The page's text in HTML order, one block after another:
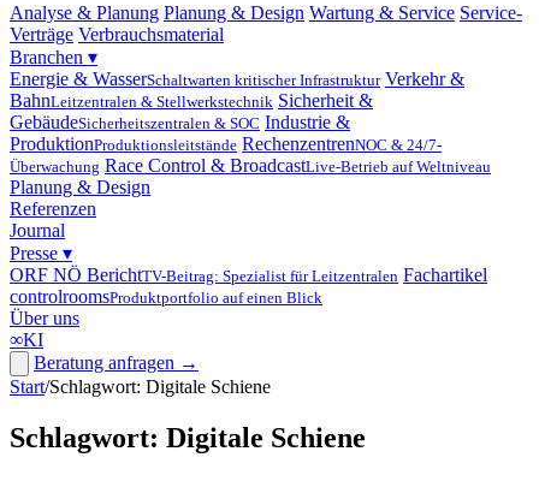
Analyse & Planung Planung & Design Wartung & Service Service-
Verträge Verbrauchsmaterial
Branchen ▾
Energie & WasserSchaltwarten kritischer Infrastruktur Verkehr &
BahnLeitzentralen & Stellwerkstechnik Sicherheit &
GebäudeSicherheitszentralen & SOC Industrie &
ProduktionProduktionsleitstände RechenzentrenNOC & 24/7-
Überwachung Race Control & BroadcastLive-Betrieb auf Weltniveau
Planung & Design
Referenzen
Journal
Presse ▾
ORF NÖ BerichtTV-Beitrag: Spezialist für Leitzentralen Fachartikel
controlroomsProduktportfolio auf einen Blick
Über uns
∞KI
Beratung anfragen →
Start/Schlagwort: Digitale Schiene
Schlagwort: Digitale Schiene